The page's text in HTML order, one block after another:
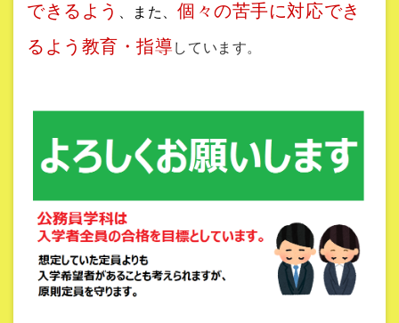
できるよう
、また、個々の苦手に対応でき
るよう教育・指導 しています。